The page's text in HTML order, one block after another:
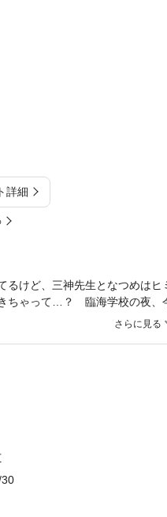
詳細
るけど、三神先生となつめは
ちゃって…？ 臨海学校の夜